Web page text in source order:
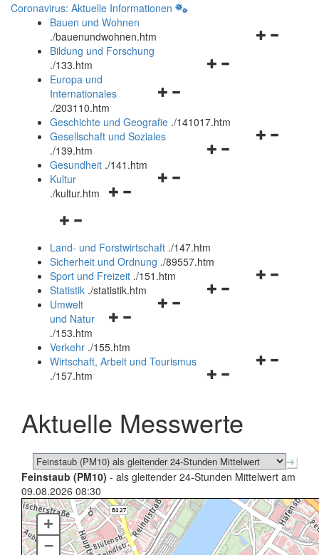
Coronavirus: Aktuelle Informationen
Bauen und Wohnen
./bauenundwohnen.htm
Navigationsmenü
Bildung und Forschung
./133.htm
Navigationsmenü
und
schließen
Europa und
Internationales
./203110.htm
Geschichte und Geografie ./141017.htm
Navigationsmenü
Gesellschaft und Soziales
./139.htm
Navigationsmenü
Gesundheit ./141.htm
Navigationsmenü
Kultur
./kultur.htm
Navigationsmenü
und
schließen
Land- und Forstwirtschaft ./147.htm
Sicherheit und Ordnung ./89557.htm
Navigationsmenü
Sport und Freizeit ./151.htm
Navigationsmenü
Statistik ./statistik.htm
Navigationsmenü
und
schließen
Umwelt
und Natur
./153.htm
Verkehr ./155.htm
Navigationsmenü
schließen
Wirtschaft, Arbeit und Tourismus
./157.htm
Aktuelle Messwerte
Feinstaub (PM10) - als gleitender 24-Stunden Mittelwert am
09.08.2026 08:30
+
–